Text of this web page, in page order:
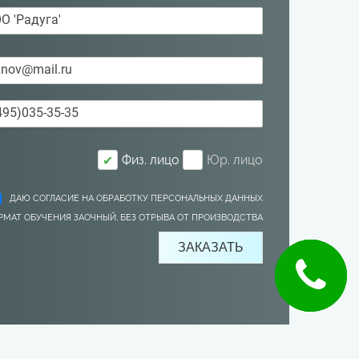
✔ Физ. лицо Юр. лицо
ДАЮ СОГЛАСИЕ НА ОБРАБОТКУ ПЕРСОНАЛЬНЫХ ДАННЫХ
ОБУЧЕНИЯ ЗАОЧНЫЙ, БЕЗ ОТРЫВА ОТ ПРОИЗВОДСТВА